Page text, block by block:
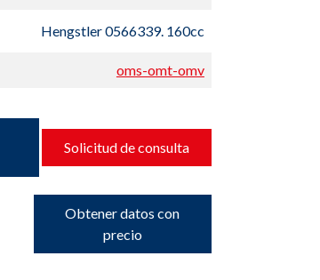
Hengstler 0566339. 160cc
oms-omt-omv
Solicitud de consulta
Obtener datos con
precio